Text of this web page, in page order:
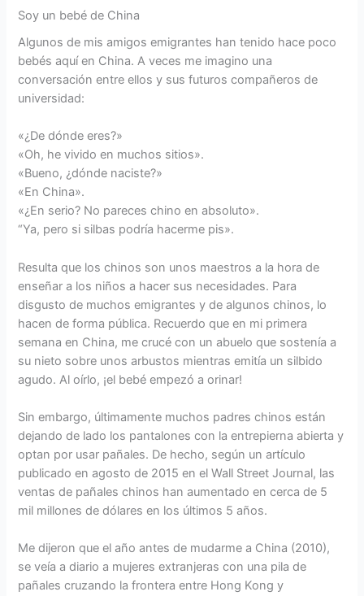
Soy un bebé de China
Algunos de mis amigos emigrantes han tenido hace poco
bebés aquí en China. A veces me imagino una
conversación entre ellos y sus futuros compañeros de
universidad:
«¿De dónde eres?»
«Oh, he vivido en muchos sitios».
«Bueno, ¿dónde naciste?»
«En China».
«¿En serio? No pareces chino en absoluto».
“Ya, pero si silbas podría hacerme pis».
Resulta que los chinos son unos maestros a la hora de
enseñar a los niños a hacer sus necesidades. Para
disgusto de muchos emigrantes y de algunos chinos, lo
hacen de forma pública. Recuerdo que en mi primera
semana en China, me crucé con un abuelo que sostenía a
su nieto sobre unos arbustos mientras emitía un silbido
agudo. Al oírlo, ¡el bebé empezó a orinar!
Sin embargo, últimamente muchos padres chinos están
dejando de lado los pantalones con la entrepierna abierta y
optan por usar pañales. De hecho, según un artículo
publicado en agosto de 2015 en el Wall Street Journal, las
ventas de pañales chinos han aumentado en cerca de 5
mil millones de dólares en los últimos 5 años.
Me dijeron que el año antes de mudarme a China (2010),
se veía a diario a mujeres extranjeras con una pila de
pañales cruzando la frontera entre Hong Kong y